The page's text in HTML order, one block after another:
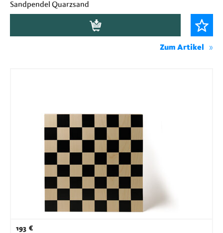
Sandpendel Quarzsand
Zum Artikel
193 €